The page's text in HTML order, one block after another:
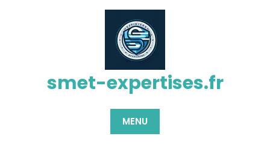
smet-expertises.fr
MENU